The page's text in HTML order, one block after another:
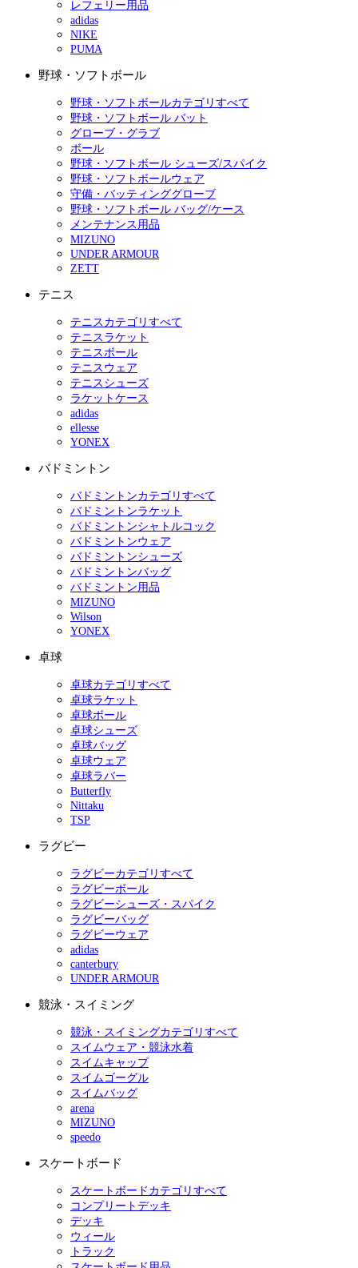
レフェリー用品
adidas
NIKE
PUMA
野球・ソフトボール
野球・ソフトボールカテゴリすべて
野球・ソフトボール バット
グローブ・グラブ
ボール
野球・ソフトボール シューズ/スパイク
野球・ソフトボールウェア
守備・バッティンググローブ
野球・ソフトボール バッグ/ケース
メンテナンス用品
MIZUNO
UNDER ARMOUR
ZETT
テニス
テニスカテゴリすべて
テニスラケット
テニスボール
テニスウェア
テニスシューズ
ラケットケース
adidas
ellesse
YONEX
バドミントン
バドミントンカテゴリすべて
バドミントンラケット
バドミントンシャトルコック
バドミントンウェア
バドミントンシューズ
バドミントンバッグ
バドミントン用品
MIZUNO
Wilson
YONEX
卓球
卓球カテゴリすべて
卓球ラケット
卓球ボール
卓球シューズ
卓球バッグ
卓球ウェア
卓球ラバー
Butterfly
Nittaku
TSP
ラグビー
ラグビーカテゴリすべて
ラグビーボール
ラグビーシューズ・スパイク
ラグビーバッグ
ラグビーウェア
adidas
canterbury
UNDER ARMOUR
競泳・スイミング
競泳・スイミングカテゴリすべて
スイムウェア・競泳水着
スイムキャップ
スイムゴーグル
スイムバッグ
arena
MIZUNO
speedo
スケートボード
スケートボードカテゴリすべて
コンプリートデッキ
デッキ
ウィール
トラック